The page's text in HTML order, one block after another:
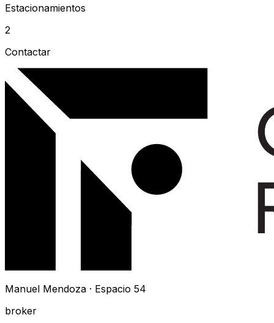
Estacionamientos
2
Contactar
Manuel Mendoza · Espacio 54
broker